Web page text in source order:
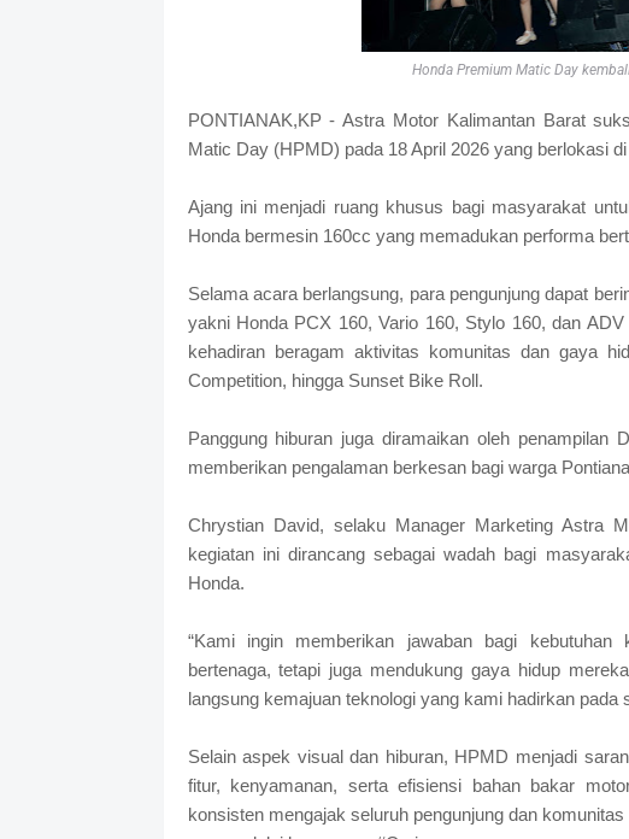
Honda Premium Matic Day
PONTIANAK,KP - Astra Motor Kalimantan Barat
Matic Day (HPMD) pada 18 April 2026 yang berlokasi
Ajang ini menjadi ruang khusus bagi masyarakat
Honda bermesin 160cc yang memadukan performa
Selama acara berlangsung, para pengunjung dapat
yakni Honda PCX 160, Vario 160, Stylo 160, dan
kehadiran beragam aktivitas komunitas dan gaya
Competition, hingga Sunset Bike Roll.
Panggung hiburan juga diramaikan oleh
memberikan pengalaman berkesan bagi warga
Chrystian David, selaku Manager Marketing Astra
kegiatan ini dirancang sebagai wadah bagi
Honda.
“Kami ingin memberikan jawaban bagi
bertenaga, tetapi juga mendukung gaya hidup
langsung kemajuan teknologi yang kami hadirkan pada
Selain aspek visual dan hiburan, HPMD menjadi
fitur, kenyamanan, serta efisiensi bahan bakar
konsisten mengajak seluruh pengunjung dan